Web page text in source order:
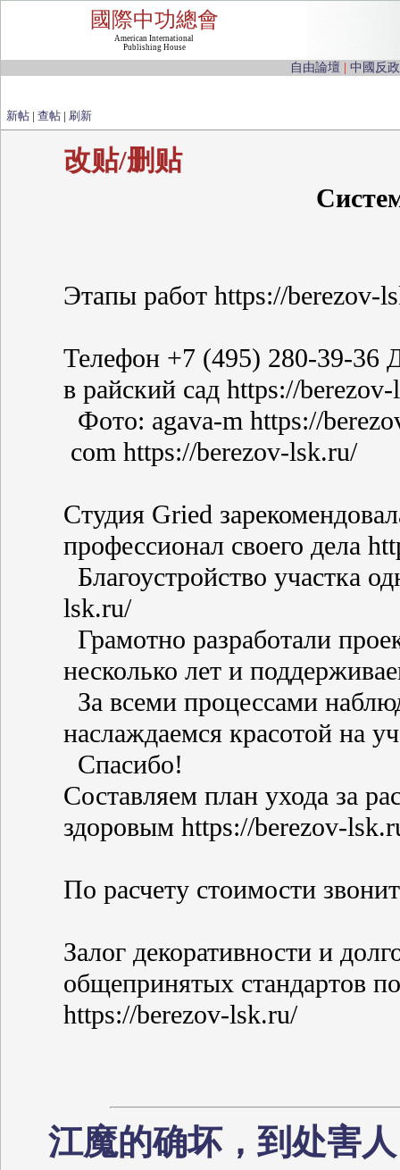
國際中功總會
American International
Publishing House
自由論壇 中國反
新帖 | 查帖 | 刷新
改贴/删贴
Этапы работ https://berezov-
Телефон +7 (495) 280-39-36
в райский сад https://
Фото: agava-m https://
com https://berezov-lsk.ru/
Студия Gried
профессионал своего дела
Благоустройство участка
lsk.ru/
Грамотно разработали
несколько лет и
За всеми процессами
наслаждаемся красотой на
Спасибо!
Составляем план ухода за
здоровым https://berezov-
По расчету стоимости
Залог декоративности и
общепринятых стандартов
https://berezov-lsk.ru/
江魔的确坏，到处害